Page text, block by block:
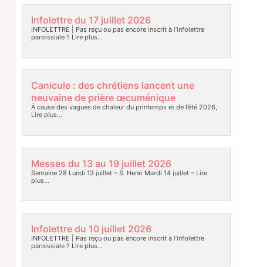
Infolettre du 17 juillet 2026
INFOLETTRE | Pas reçu ou pas encore inscrit à l’infolettre
paroissiale ? Lire plus…
Canicule : des chrétiens lancent une
neuvaine de prière œcuménique
À cause des vagues de chaleur du printemps et de l’été 2026,
Lire plus…
Messes du 13 au 19 juillet 2026
Semaine 28 Lundi 13 juillet – S. Henri Mardi 14 juillet –Lire
plus…
Infolettre du 10 juillet 2026
INFOLETTRE | Pas reçu ou pas encore inscrit à l’infolettre
paroissiale ? Lire plus…